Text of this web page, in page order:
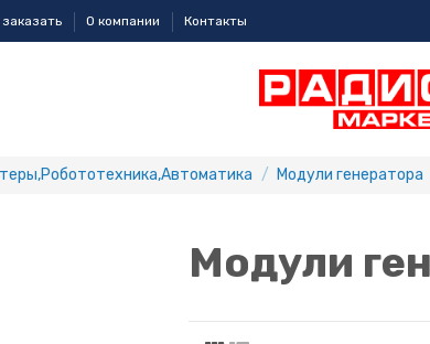
заказать О компании Контакты
Модули генератора
Модули